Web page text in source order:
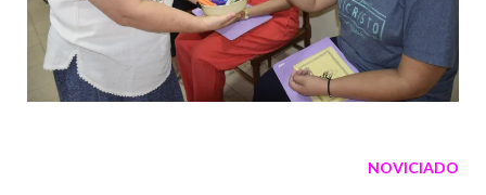
NOVICIADO